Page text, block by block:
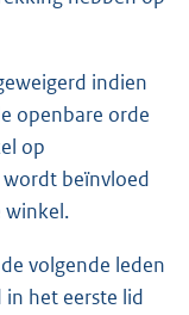
indien
openbare orde
op
beïnvloed
winkel.
volgende leden
het eerste lid